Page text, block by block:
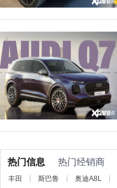
热门信息 热门经销商
丰田 斯巴鲁 奥迪A8L